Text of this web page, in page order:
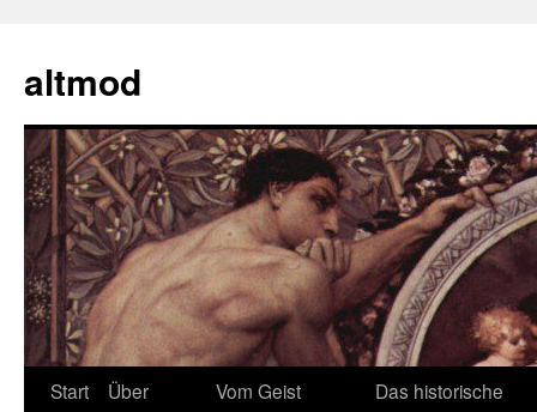
springen
altmod
Start
Über
Vom Geist
Das historische